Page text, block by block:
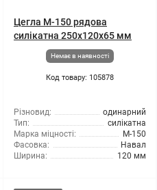
Цегла М-150 рядова
силікатна 250х120х65 мм
Немає в наявності
Код товару: 105878
Різновид:
одинарний
Тип:
силікатна
Марка міцності:
М-150
Фасовка:
Навал
Ширина:
120 мм